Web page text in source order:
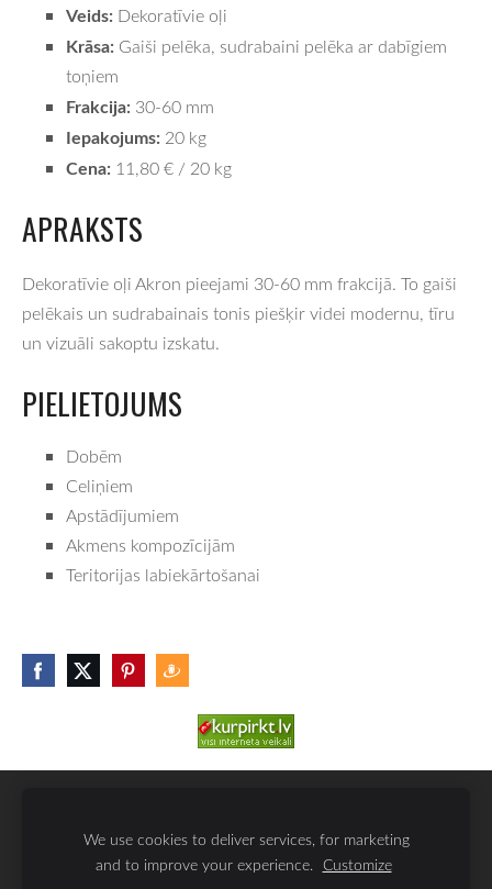
Veids: Dekoratīvie oļi
Krāsa: Gaiši pelēka, sudrabaini pelēka ar dabīgiem
toņiem
Frakcija: 30-60 mm
Iepakojums: 20 kg
Cena: 11,80 € / 20 kg
APRAKSTS
Dekoratīvie oļi Akron pieejami 30-60 mm frakcijā. To gaiši
pelēkais un sudrabainais tonis piešķir videi modernu, tīru
un vizuāli sakoptu izskatu.
PIELIETOJUMS
Dobēm
Celiņiem
Apstādījumiem
Akmens kompozīcijām
Teritorijas labiekārtošanai
SIA KAMALATS
We use cookies to deliver services, for marketing
and to improve your experience. Customize